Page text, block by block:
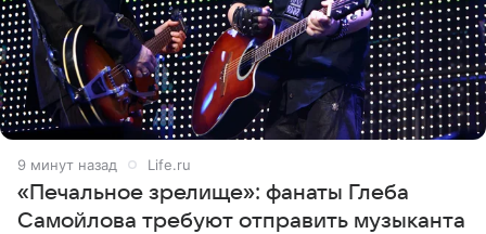
9 минут назад Life.ru
«Печальное зрелище»: фанаты Глеба
Самойлова требуют отправить музыканта